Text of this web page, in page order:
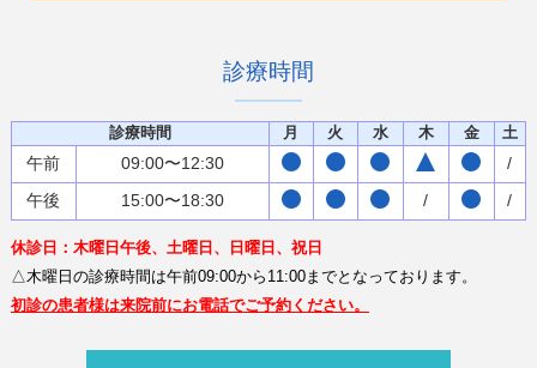
診療時間
診療時間 月 火 水 木 金 土
午前 09:00〜12:30
/
午後
15:00〜18:30 / /
休診日：木曜日午後、土曜日、日曜日、祝日
△木曜日の診療時間は午前09:00から11:00までとなっております。
初診の患者様は来院前にお電話でご予約ください。